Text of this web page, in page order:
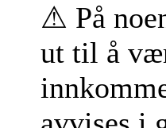
⚠ På
ut til å